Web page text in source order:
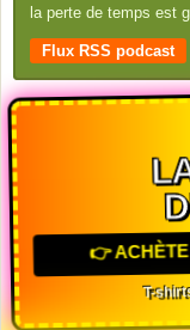
la perte de temps est
Flux RSS podcast
👉
T-